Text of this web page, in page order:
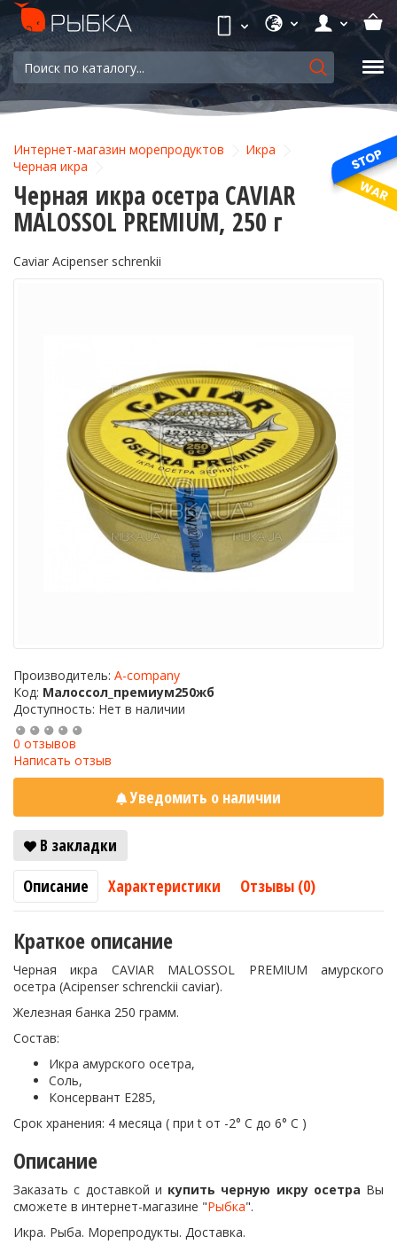
Интернет-магазин морепродуктов
Икра
Черная икра
Черная икра осетра CAVIAR
MALOSSOL PREMIUM, 250 г
Caviar Acipenser schrenkii
Производитель: A-company
Код: Малоссол_премиум250жб
Доступность: Нет в наличии
0 отзывов
Написать отзыв
Уведомить о наличии
В закладки
Описание
Характеристики Отзывы (0)
Краткое описание
Черная икра CAVIAR MALOSSOL PREMIUM амурского
осетра (Acipenser schrenckii caviar).
Железная банка 250 грамм.
Состав:
Икра амурского осетра,
Соль,
Консервант E285,
Срок хранения: 4 месяца ( при t от -2° С до 6° С )
Описание
Заказать с доставкой и купить черную икру осетра Вы
сможете в интернет-магазине "Рыбка".
Икра. Рыба. Морепродукты. Доставка.